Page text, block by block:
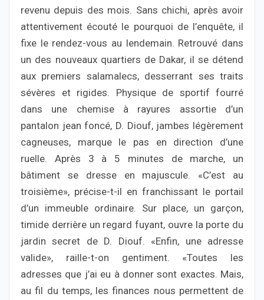
revenu depuis des mois. Sans chichi, après avoir
attentivement écouté le pourquoi de l’enquête, il
fixe le rendez-vous au lendemain. Retrouvé dans
un des nouveaux quartiers de Dakar, il se détend
aux premiers salamalecs, desserrant ses traits
sévères et rigides. Physique de sportif fourré
dans une chemise à rayures assortie d’un
pantalon jean foncé, D. Diouf, jambes légèrement
cagneuses, marque le pas en direction d’une
ruelle. Après 3 à 5 minutes de marche, un
bâtiment se dresse en majuscule. «C’est au
troisième», précise-t-il en franchissant le portail
d’un immeuble ordinaire. Sur place, un garçon,
timide derrière un regard fuyant, ouvre la porte du
jardin secret de D. Diouf. «Enfin, une adresse
valide», raille-t-on gentiment. «Toutes les
adresses que j’ai eu à donner sont exactes. Mais,
au fil du temps, les finances nous permettent de